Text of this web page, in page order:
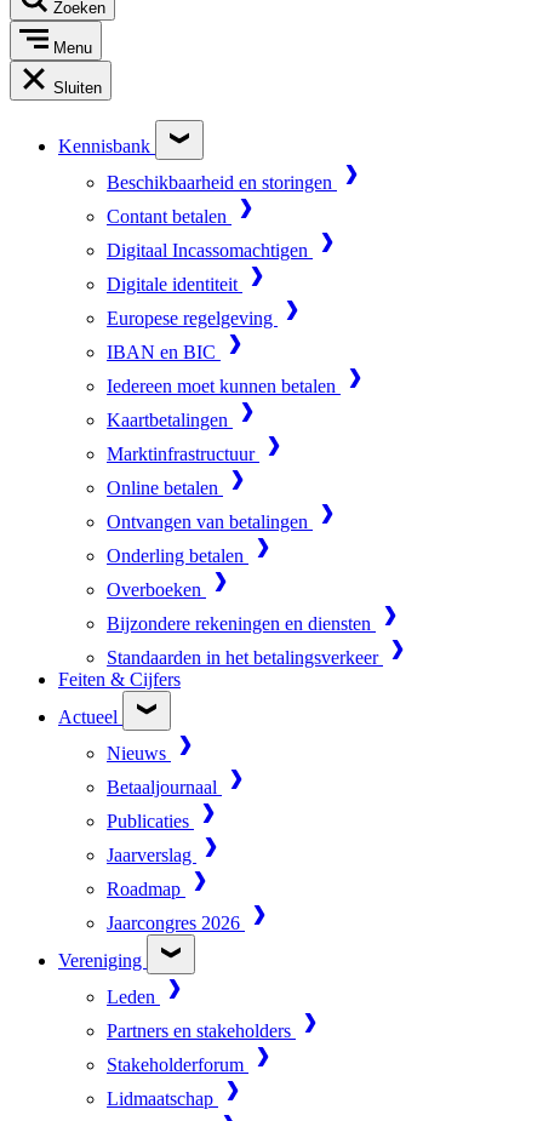
Zoeken
Menu
Sluiten
Kennisbank
Beschikbaarheid en storingen
Contant betalen
Digitaal Incassomachtigen
Digitale identiteit
Europese regelgeving
IBAN en BIC
Iedereen moet kunnen betalen
Kaartbetalingen
Marktinfrastructuur
Online betalen
Ontvangen van betalingen
Onderling betalen
Overboeken
Bijzondere rekeningen en diensten
Standaarden in het betalingsverkeer
Feiten & Cijfers
Actueel
Nieuws
Betaaljournaal
Publicaties
Jaarverslag
Roadmap
Jaarcongres 2026
Vereniging
Leden
Partners en stakeholders
Stakeholderforum
Lidmaatschap